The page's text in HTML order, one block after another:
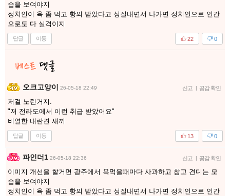
습을 보여야지
정치인이 욕 좀 먹고 항의 받았다고 성질내면서 나가면 정치인으로 인간
으로도 다 실격이지
답글 이동 0
22
오크고양이 26-05-18 22:49 신고 | 공감 확인
저걸 노린거지.
"저 전라도에서 이런 취급 받았어요"
비열한 내란견 새끼
답글 이동 0
13
파인더1 26-05-18 22:36 신고 | 공감 확인
이미지 개선을 할거면 광주에서 욕먹을때마다 사과하고 참고 견디는 모
습을 보여야지
정치인이 욕 좀 먹고 항의 받았다고 성질내면서 나가면 정치인으로 인간